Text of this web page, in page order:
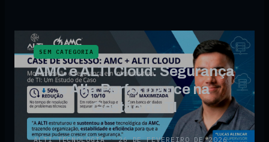
SEM CATEGORIA
AMC e ALTI Cloud: Segurança
e Alta Performance na
Gestão de TI
ALTI TECNOLOGIA · 26 DE FEVEREIRO DE 2026